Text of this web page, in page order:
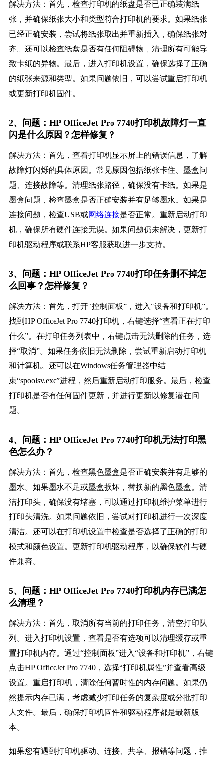
解决方法：首先，检查打印机的纸盘是否已正确装满纸
张，并确保纸张大小和类型符合打印机的要求。如果纸张
已经正确安装，尝试将纸张取出并重新插入，确保纸张对
齐。还可以检查纸盘是否有任何阻碍物，清理所有可能导
致卡纸的异物。最后，进入打印机设置，确保选择了正确
的纸张来源和类型。如果问题依旧，可以尝试重启打印机
或更新打印机固件。
2、问题：HP OfficeJet Pro 7740打印机故障灯一直
闪是什么原因？怎样修复？
解决方法：首先，查看打印机显示屏上的错误信息，了解
故障灯闪烁的具体原因。常见原因包括纸张卡住、墨盒问
题、连接故障等。清理纸张路径，确保没有卡纸。如果是
墨盒问题，检查墨盒是否正确安装并有足够墨水。如果是
连接问题，检查USB或网络连接是否正常。重新启动打印
机，确保所有硬件连接无误。如果问题仍未解决，更新打
印机驱动程序或联系HP客服获取进一步支持。
3、问题：HP OfficeJet Pro 7740打印任务删不掉怎
么回事？怎样修复？
解决方法：首先，打开“控制面板”，进入“设备和打印机”。
找到HP OfficeJet Pro 7740打印机，右键选择“查看正在打印
什么”。在打印任务列表中，右键点击无法删除的任务，选
择“取消”。如果任务依旧无法删除，尝试重新启动打印机
和计算机。还可以在Windows任务管理器中结
束“spoolsv.exe”进程，然后重新启动打印服务。最后，检查
打印机是否有任何固件更新，并进行更新以修复潜在问
题。
4、问题：HP OfficeJet Pro 7740打印机无法打印黑
色怎么办？
解决方法：首先，检查黑色墨盒是否正确安装并有足够的
墨水。如果墨水不足或墨盒损坏，替换新的黑色墨盒。清
洁打印头，确保没有堵塞，可以通过打印机维护菜单进行
打印头清洗。如果问题依旧，尝试对打印机进行一次深度
清洁。还可以在打印机设置中检查是否选择了正确的打印
模式和颜色设置。更新打印机驱动程序，以确保软件与硬
件兼容。
5、问题：HP OfficeJet Pro 7740打印机内存已满怎
么清理？
解决方法：首先，取消所有当前的打印任务，清空打印队
列。进入打印机设置，查看是否有选项可以清理缓存或重
置打印机内存。通过“控制面板”进入“设备和打印机”，右键
点击HP OfficeJet Pro 7740，选择“打印机属性”并查看高级
设置。重启打印机，清除任何暂时性的内存问题。如果仍
然提示内存已满，考虑减少打印任务的复杂度或分批打印
大文件。最后，确保打印机固件和驱动程序都是最新版
本。
如果您有遇到打印机驱动、连接、共享、报错等问题，推